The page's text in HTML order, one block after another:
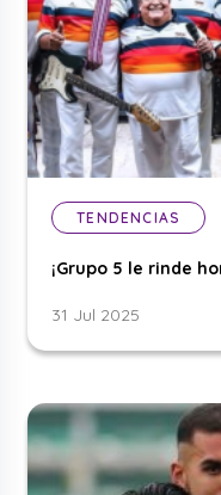
TENDENCIAS
¡Grupo 5 le rinde
31 Jul 2025